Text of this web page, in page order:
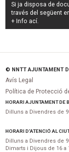
Si ja disposa de
través del següent
+ Info ací.
© NNTT AJUNTAMENT
Avís Legal
Política de Protecció
HORARI AJUNTAMENT DE
Dilluns a Divendres de 9
HORARI D’ATENCIÓ AL
Dilluns a Divendres de 9
Dimarts i Dijous de 16 a